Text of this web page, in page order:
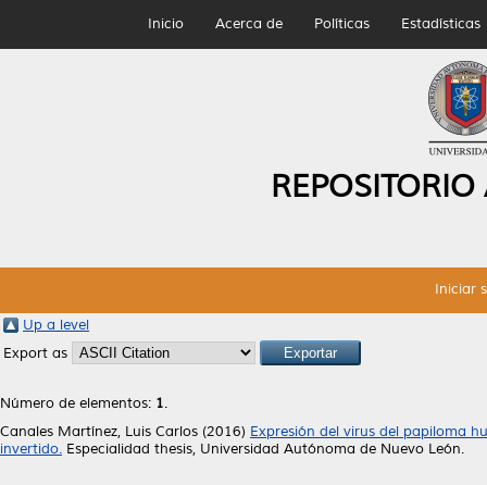
Inicio Acerca de Políticas Estadísticas
Iniciar
Up a level
Export as
Número de elementos: 1.
Canales Martínez, Luis Carlos (2016) Expresión del virus del papiloma
invertido. Especialidad thesis, Universidad Autónoma de Nuevo León.